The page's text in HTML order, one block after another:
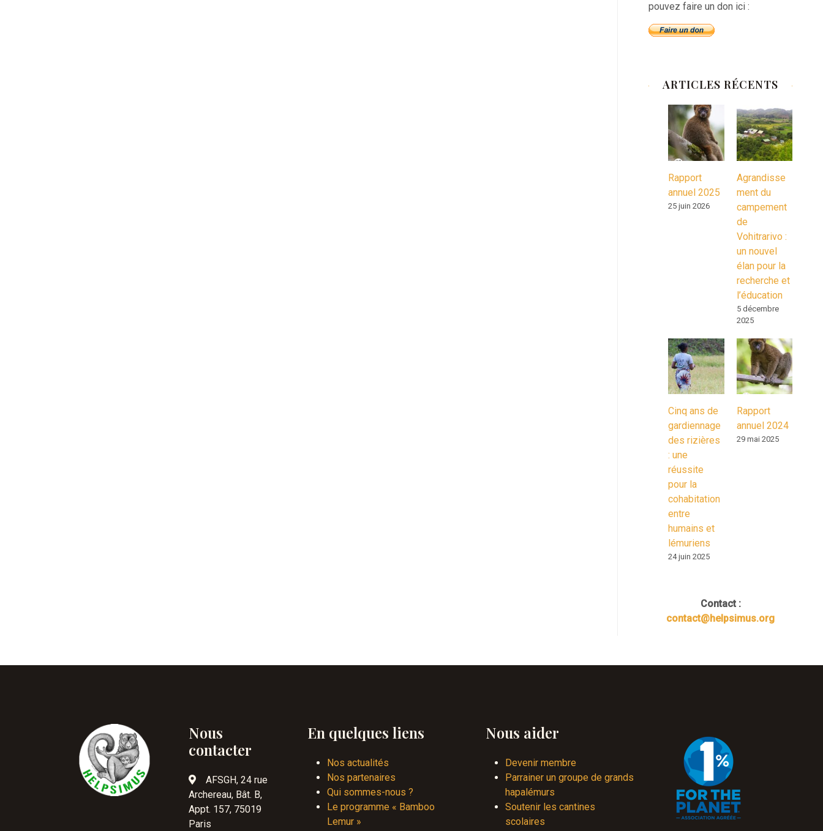
pouvez faire un don ici :
ARTICLES RÉCENTS
Rapport
annuel 2025
25 juin 2026
Agrandisse
ment du
campement
de
Vohitrarivo :
un nouvel
élan pour la
recherche et
l’éducation
5 décembre
2025
Cinq ans de
gardiennage
des rizières
: une
réussite
pour la
cohabitation
entre
humains et
lémuriens
24 juin 2025
Rapport
annuel 2024
29 mai 2025
Contact :
contact@helpsimus.org
Nous
contacter
AFSGH, 24 rue
Archereau, Bât. B,
Appt. 157, 75019
Paris
En quelques liens
Nos actualités
Nos partenaires
Qui sommes-nous ?
Le programme « Bamboo
Lemur »
Nous aider
Devenir membre
Parrainer un groupe de grands
hapalémurs
Soutenir les cantines
scolaires